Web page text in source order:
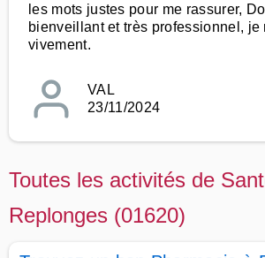
les mots justes pour me rassurer,
bienveillant et très professionnel, je
vivement.
VAL
23/11/2024
Toutes les activités de
Replonges (01620)